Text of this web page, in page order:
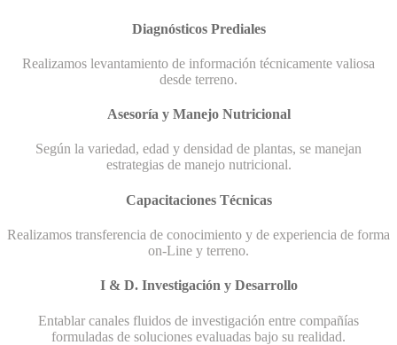
Diagnósticos Prediales
Realizamos levantamiento de información técnicamente valiosa
desde terreno.
Asesoría y Manejo Nutricional
Según la variedad, edad y densidad de plantas, se manejan
estrategias de manejo nutricional.
Capacitaciones Técnicas
Realizamos transferencia de conocimiento y de experiencia de forma
on-Line y terreno.
I & D. Investigación y Desarrollo
Entablar canales fluidos de investigación entre compañías
formuladas de soluciones evaluadas bajo su realidad.